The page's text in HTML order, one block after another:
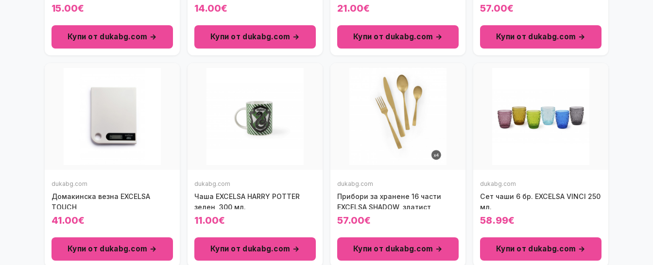
джинджифилово човече
15.00€
Купи от dukabg.com →
14.00€
Купи от dukabg.com →
21.00€
Купи от dukabg.com →
RENALD
57.00€
Купи от dukabg.com →
dukabg.com
Домакинска везна EXCELSA
TOUCH
41.00€
Купи от dukabg.com →
dukabg.com
Чаша EXCELSA HARRY POTTER
зелен, 300 мл.
11.00€
Купи от dukabg.com →
dukabg.com
Прибори за хранене 16 части
EXCELSA SHADOW, златист
57.00€
Купи от dukabg.com →
dukabg.com
Сет чаши 6 бр. EXCELSA VINCI 250
мл.
58.99€
Купи от dukabg.com →